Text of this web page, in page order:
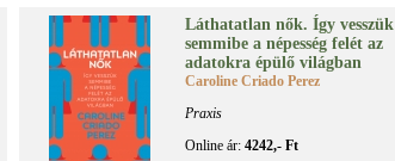
Lát­ha­tat­lan nők. Így vesszük
sem­mi­be a né­pes­ség fe­lét az
ada­tok­ra épü­lő vi­lág­ban
Caroline Criado Perez
Praxis
Online ár: 4242,- Ft